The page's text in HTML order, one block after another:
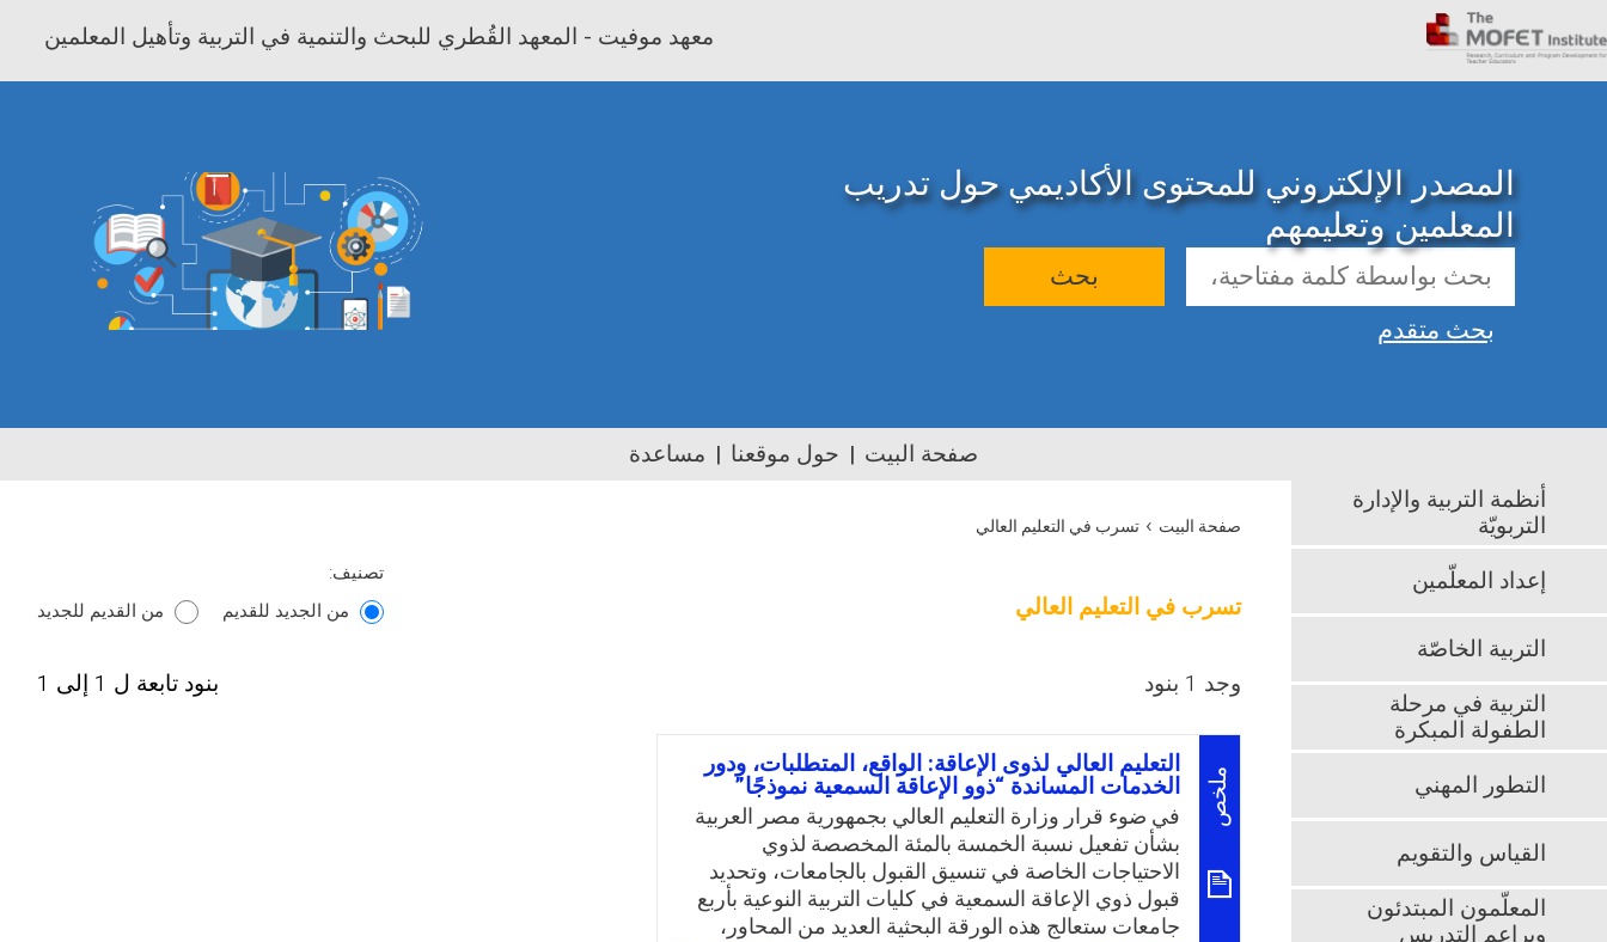
معهد موفيت - المعهد القُطري للبحث والتنمية في التربية وتأهيل المعلمين
المصدر الإلكتروني للمحتوى الأكاديمي حول تدريب
المعلمين وتعليمهم
بحث
بحث متقدم
صفحة البيت حول موقعنا مساعدة
صفحة البيت › تسرب في التعليم العالي
تسرب في التعليم العالي
تصنيف:
من الجديد للقديم
من القديم للجديد
وجد 1 بنود بنود تابعة ل 1 إلى 1
ملخص
التعليم العالي لذوى الإعاقة: الواقع، المتطلبات، ودور
الخدمات المساندة “ذوو الإعاقة السمعية نموذجًا”
في ضوء قرار وزارة التعليم العالي بجمهورية مصر العربية
بشأن تفعيل نسبة الخمسة بالمئة المخصصة لذوي
الاحتياجات الخاصة في تنسيق القبول بالجامعات، وتحديد
قبول ذوي الإعاقة السمعية في كليات التربية النوعية بأربع
جامعات ستعالج هذه الورقة البحثية العديد من المحاور،
أنظمة التربية والإدارة
التربويّة
إعداد المعلّمين
التربية الخاصّة
التربية في مرحلة
الطفولة المبكرة
التطور المهني
القياس والتقويم
المعلّمون المبتدئون
وبراعم التدريس